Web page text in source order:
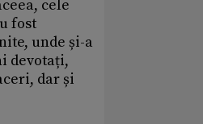
cele
fost
unde și-a
devotați,
dar și